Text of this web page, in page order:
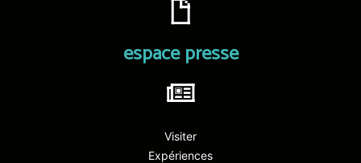
espace presse
Visiter
Expériences